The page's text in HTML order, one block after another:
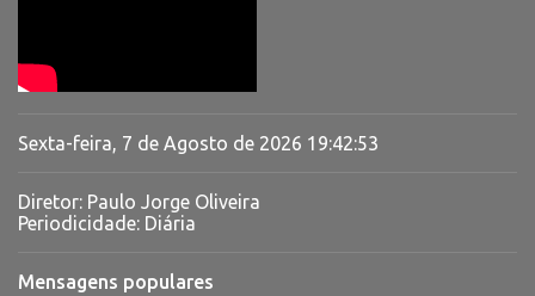
Sexta-feira, 7 de Agosto de 2026 19:42:54
Diretor: Paulo Jorge Oliveira
Periodicidade: Diária
Mensagens populares